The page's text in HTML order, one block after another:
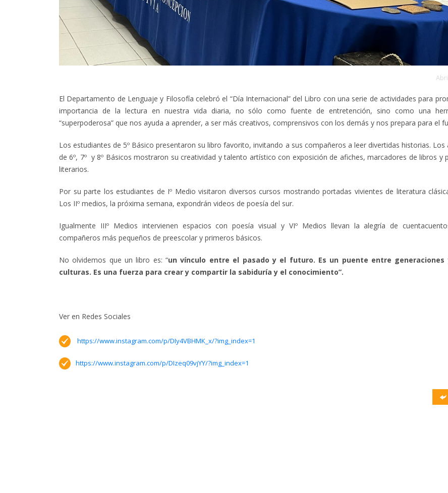
El Departamento de Lenguaje y Filosofía celebró el “Día Internacional” del Libro con una serie de actividades para
importancia de la lectura en nuestra vida diaria, no sólo como fuente de entretención, sino como una
“superpoderosa” que nos ayuda a aprender, a ser más creativos, comprensivos con los demás y nos prepara para el
Los estudiantes de 5º Básico presentaron su libro favorito, invitando a sus compañeros a leer divertidas historias. Los
de 6º, 7º y 8º Básicos mostraron su creatividad y talento artístico con exposición de afiches, marcadores de libros y
literarios.
Por su parte los estudiantes de Iº Medio visitaron diversos cursos mostrando portadas vivientes de literatura
Los IIº medios, la próxima semana, expondrán videos de poesía del sur.
Igualmente IIIº Medios intervienen espacios con poesía visual y VIº Medios llevan la alegría de
compañeros más pequeños de preescolar y primeros básicos.
No olvidemos que un libro es: “un vínculo entre el pasado y el futuro. Es un puente entre generaciones
culturas. Es una fuerza para crear y compartir la sabiduría y el conocimiento”.
Ver en Redes Sociales
https://www.instagram.com/p/DIy4VBHMK_x/?img_index=1
https://www.instagram.com/p/DIzeq09vjYY/?img_index=1